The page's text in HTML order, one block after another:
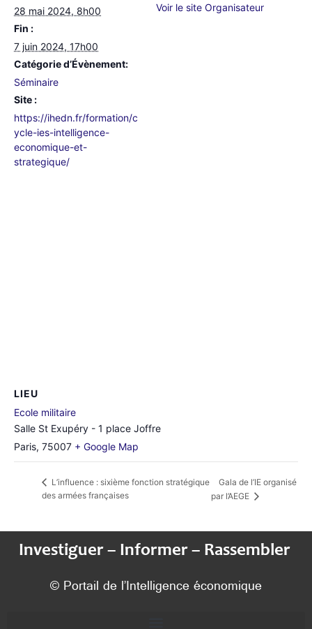
28 mai 2024, 8h00
Fin :
7 juin 2024, 17h00
Catégorie d’Évènement:
Séminaire
Site :
https://ihedn.fr/formation/c
ycle-ies-intelligence-
economique-et-
strategique/
Voir le site Organisateur
LIEU
Ecole militaire
Salle St Exupéry - 1 place Joffre
Paris, 75007 + Google Map
L’influence : sixième fonction stratégique
des armées françaises
Gala de l’IE organisé
par l’AEGE
Investiguer – Informer – Rassembler
© Portail de l’Intelligence économique